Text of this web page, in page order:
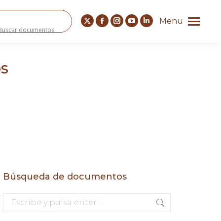
Menu
Búsqueda de documentos